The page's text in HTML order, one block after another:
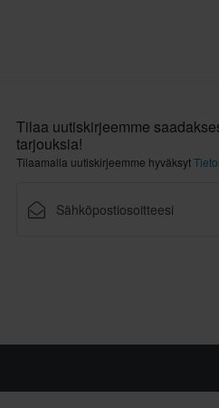
Tilaa uutiskirjeemme
tarjouksia!
Tilaamalla uutiskirjeemme hyväksyt